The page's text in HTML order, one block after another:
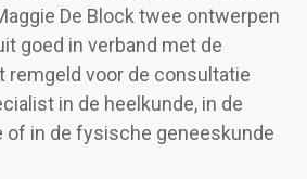
De Block twee ontwerpen
goed in verband met de
remgeld voor de consultatie
in de heelkunde, in de
of in de fysische geneeskunde